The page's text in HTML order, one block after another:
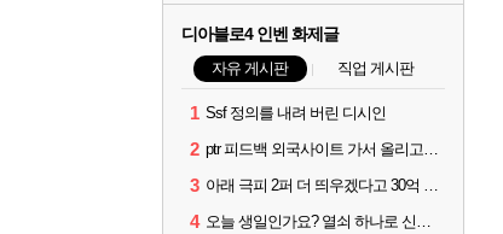
디아블로4 인벤 화제글
자유 게시판 직업 게시판
1 Ssf 정의를 내려 버린 디시인
2 ptr 피드백 외국사이트 가서 올리고옴 ㅋㅋ
3 아래 극피 2퍼 더 띄우겠다고 30억 쓴 사람입니다
4 오늘 생일인가요? 열쇠 하나로 신화문장 2개 겟했습니다.